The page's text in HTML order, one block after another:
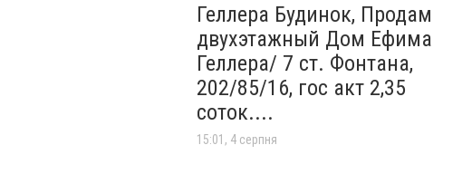
Геллера Будинок, Продам
двухэтажный Дом Ефима
Геллера/ 7 ст. Фонтана,
202/85/16, гос акт 2,35
соток....
15:01, 4 серпня